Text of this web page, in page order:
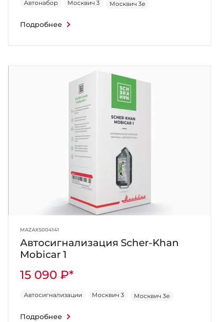
Автонабор Москвич 3 Москвич 3e
Подробнее
MAZAXS004141
Автосигнализация Scher-Khan
Mobicar 1
15 090 ₽*
Автосигнализации Москвич 3 Москвич 3e
Подробнее